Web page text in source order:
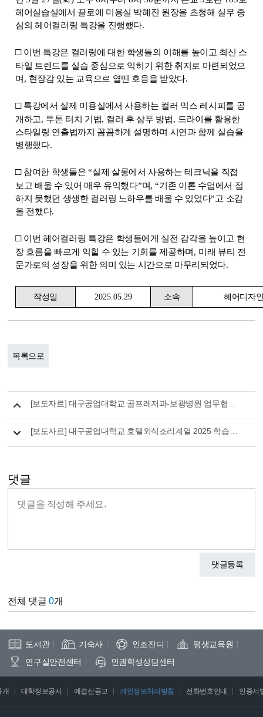
헤어실습실에서 끌로에 미용실 박혜진 원장을 초청해 실무 중
심의 헤어컬러링 특강을 진행했다.
□ 이번 특강은 컬러링에 대한 학생들의 이해를 높이고 최신 스
타일 트렌드를 실습 중심으로 익히기 위한 취지로 마련되었으
며 , 현장감 있는 교육으로 열띤 호응을 받았다.
□ 특강에서 실제 미용실에서 사용하는 컬러 믹스 레시피를 공
개하고, 투톤 터치 기법, 컬러 후 샴푸 방법, 드라이를 활용한
스타일링 연출법까지 꼼꼼하게 설명하며 시연과 함께 실습을
병행했다.
□ 참여한 학생들은 “실제 살롱에서 사용하는 테크닉을 직접
보고 배울 수 있어 매우 유익했다”며, “기존 이론 수업에서 접
하지 못했던 생생한 컬러링 노하우를 배울 수 있었다”고 소감
을 전했다.
□ 이번 헤어컬러링 특강은 학생들에게 실전 감각을 높이고 현
장 흐름을 빠르게 익힐 수 있는 기회를 제공하며 , 미래 뷰티 전
문가로의 성장을 위한 의미 있는 시간으로 마무리되었다.
작성일 2025.05.29 소속 헤어디자
목록으로
댓글
댓글등록
전체 댓글0개
도서관 기숙사 인조잔디
평생교육원
연구실안전센터
인권학생상담센터
개 대학정보공시 예결산공고 개인정보처리방침 전화번호안내 인증서